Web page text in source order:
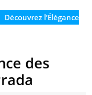
Découvrez l’Élégance
des